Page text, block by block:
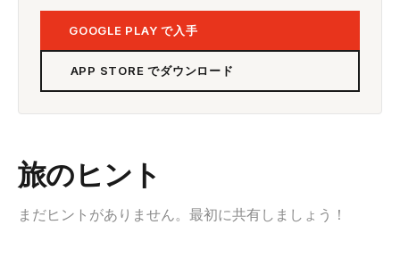
GOOGLE PLAY で入手
APP STORE でダウンロード
旅のヒント
まだヒントがありません。最初に共有しましょう！